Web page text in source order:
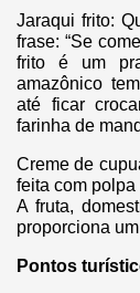
Jaraqui frito:
frase: “Se
frito é um
amazônico
até ficar
farinha de
Creme de
feita com
A fruta,
proporciona
Pontos